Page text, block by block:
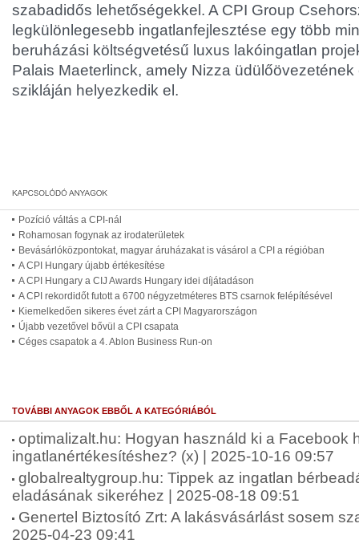
szabadidős lehetőségekkel. A CPI Group
legkülönlegesebb ingatlanfejlesztése egy több
beruházási költségvetésű luxus lakóingatlan
Palais Maeterlinck, amely Nizza üdülőövezetének
szikláján helyezkedik el.
Pozíció váltás a CPI-nál
Rohamosan fogynak az irodaterületek
Bevásárlóközpontokat, magyar áruházakat is vásárol a CPI a régióban
A CPI Hungary újabb értékesítése
A CPI Hungary a CIJ Awards Hungary idei díjátadáson
A CPI rekordidőt futott a 6700 négyzetméteres BTS csarnok felépítésével
Kiemelkedően sikeres évet zárt a CPI Magyarországon
Újabb vezetővel bővül a CPI csapata
Céges csapatok a 4. Ablon Business Run-on
TOVÁBBI ANYAGOK EBBŐL A KATEGÓRIÁBÓL
optimalizalt.hu: Hogyan használd ki a Facebook
ingatlanértékesítéshez? (x) | 2025-10-16 09:57
globalrealtygroup.hu: Tippek az ingatlan
eladásának sikeréhez | 2025-08-18 09:51
Genertel Biztosító Zrt: A lakásvásárlást sosem
2025-04-23 09:41